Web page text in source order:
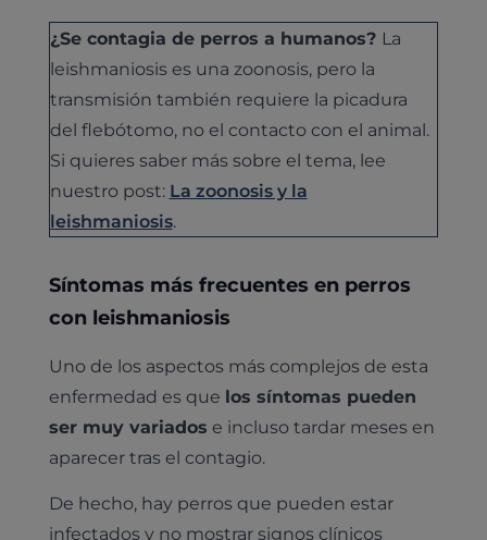
¿Se contagia de perros a humanos? La
leishmaniosis es una zoonosis, pero la
transmisión también requiere la picadura
del flebótomo, no el contacto con el animal.
Si quieres saber más sobre el tema, lee
nuestro post: La zoonosis y la
leishmaniosis.
Síntomas más frecuentes en perros
con leishmaniosis
Uno de los aspectos más complejos de esta
enfermedad es que los síntomas pueden
ser muy variados e incluso tardar meses en
aparecer tras el contagio.
De hecho, hay perros que pueden estar
infectados y no mostrar signos clínicos